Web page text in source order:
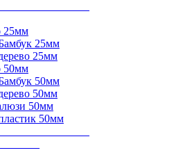
25мм
25мм
25мм
50мм
50мм
50мм
50мм
50мм